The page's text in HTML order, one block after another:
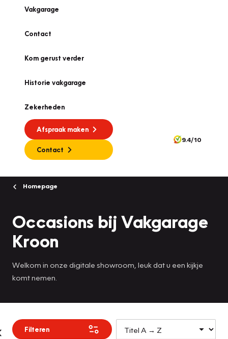
Vakgarage
Contact
Kom gerust verder
Historie vakgarage
Zekerheden
Afspraak maken
Contact
9.4/10
Homepage
Occasions bij Vakgarage
Kroon
Welkom in onze digitale showroom, leuk dat u een kijkje
komt nemen.
Filteren